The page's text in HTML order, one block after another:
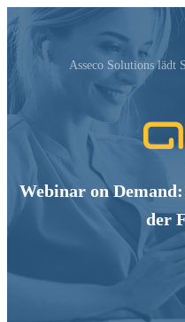
Asseco Solutions‬ lädt
Webinar on
der